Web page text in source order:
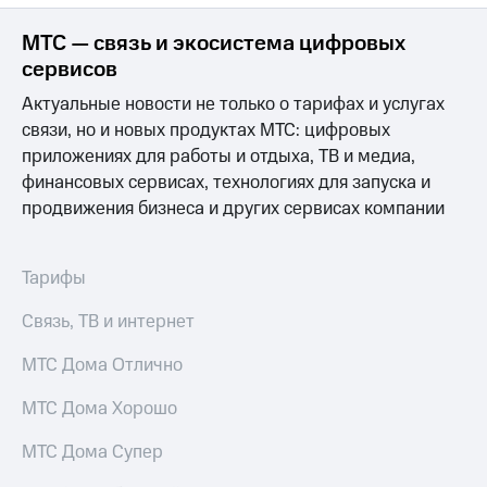
Музыка
Строки
Live
Гудок
приложения
Инвестиции
Получайте
доход
онлайн
Страхование
Скидка 30%
на связь
С картой
Деньги
МТС
Накопления
Условия
Скидка
30%
на связь
МТС — связь и экосистема цифровых
сервисов
Актуальные новости не только о тарифах и услугах
связи, но и новых продуктах МТС: цифровых
приложениях для работы и отдыха, ТВ и медиа,
финансовых сервисах, технологиях для запуска и
продвижения бизнеса и других сервисах компании
Тарифы
Связь, ТВ и интернет
МТС Дома Отлично
МТС Дома Хорошо
МТС Дома Супер